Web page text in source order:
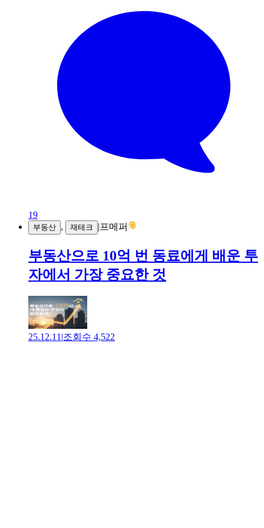
19
부동산 , 재테크 |프메퍼
부동산으로 10억 번 동료에게 배운 투
자에서 가장 중요한 것
25.12.11 |조회수 4,522